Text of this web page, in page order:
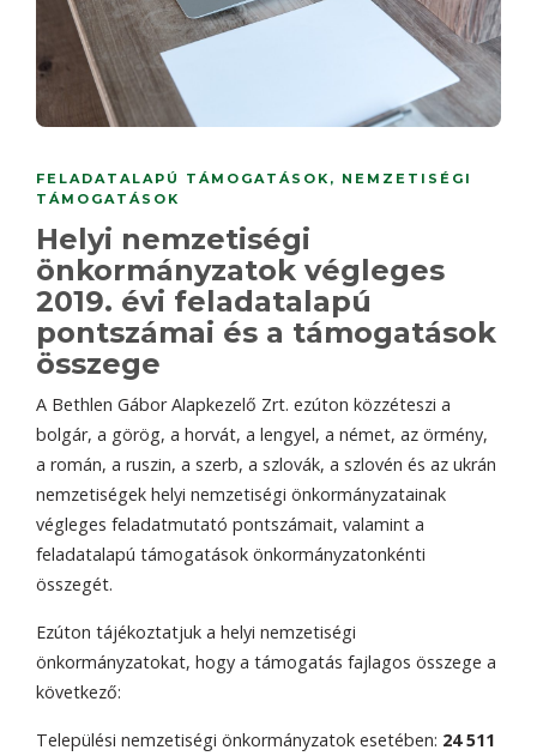
FELADATALAPÚ TÁMOGATÁSOK , NEMZETISÉGI
TÁMOGATÁSOK
Helyi nemzetiségi
önkormányzatok végleges
2019. évi feladatalapú
pontszámai és a támogatások
összege
A Bethlen Gábor Alapkezelő Zrt. ezúton közzéteszi a
bolgár, a görög, a horvát, a lengyel, a német, az örmény,
a román, a ruszin, a szerb, a szlovák, a szlovén és az ukrán
nemzetiségek helyi nemzetiségi önkormányzatainak
végleges feladatmutató pontszámait, valamint a
feladatalapú támogatások önkormányzatonkénti
összegét.
Ezúton tájékoztatjuk a helyi nemzetiségi
önkormányzatokat, hogy a támogatás fajlagos összege a
következő:
Települési nemzetiségi önkormányzatok esetében: 24 511